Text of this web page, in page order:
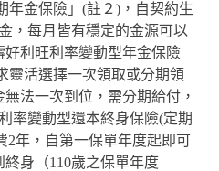
年金保險」(註２)，自契約生
，每月皆有穩定的金源可以
利旺利率變動型年金保險
靈活選擇一次領取或分期領
法一次到位，需分期給付，
率變動型還本終身保險(定期
2年，自第一保單年度起即可
身（110歲之保單年度